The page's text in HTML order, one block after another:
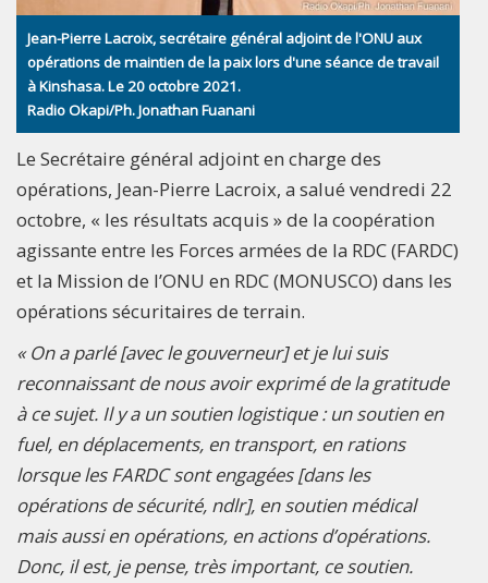
Jean-Pierre Lacroix, secrétaire général adjoint de l'ONU aux
opérations de maintien de la paix lors d'une séance de travail
à Kinshasa. Le 20 octobre 2021.
Radio Okapi/Ph. Jonathan Fuanani
Le Secrétaire général adjoint en charge des
opérations, Jean-Pierre Lacroix, a salué vendredi 22
octobre, « les résultats acquis » de la coopération
agissante entre les Forces armées de la RDC (FARDC)
et la Mission de l’ONU en RDC (MONUSCO) dans les
opérations sécuritaires de terrain.
« On a parlé [avec le gouverneur] et je lui suis
reconnaissant de nous avoir exprimé de la gratitude
à ce sujet. Il y a un soutien logistique : un soutien en
fuel, en déplacements, en transport, en rations
lorsque les FARDC sont engagées [dans les
opérations de sécurité, ndlr], en soutien médical
mais aussi en opérations, en actions d’opérations.
Donc, il est, je pense, très important, ce soutien.